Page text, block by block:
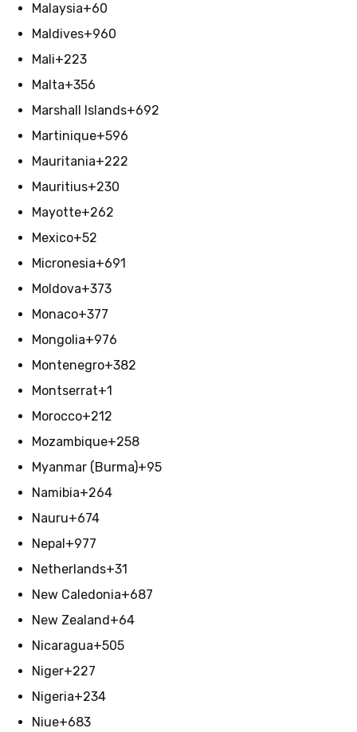
Malaysia+60
Maldives+960
Mali+223
Malta+356
Marshall Islands+692
Martinique+596
Mauritania+222
Mauritius+230
Mayotte+262
Mexico+52
Micronesia+691
Moldova+373
Monaco+377
Mongolia+976
Montenegro+382
Montserrat+1
Morocco+212
Mozambique+258
Myanmar (Burma)+95
Namibia+264
Nauru+674
Nepal+977
Netherlands+31
New Caledonia+687
New Zealand+64
Nicaragua+505
Niger+227
Nigeria+234
Niue+683